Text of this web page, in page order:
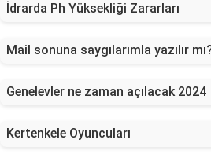
İdrarda Ph Yüksekliği Zararları
Mail sonuna saygılarımla yazılır
Genelevler ne zaman açılacak 2024
Kertenkele Oyuncuları